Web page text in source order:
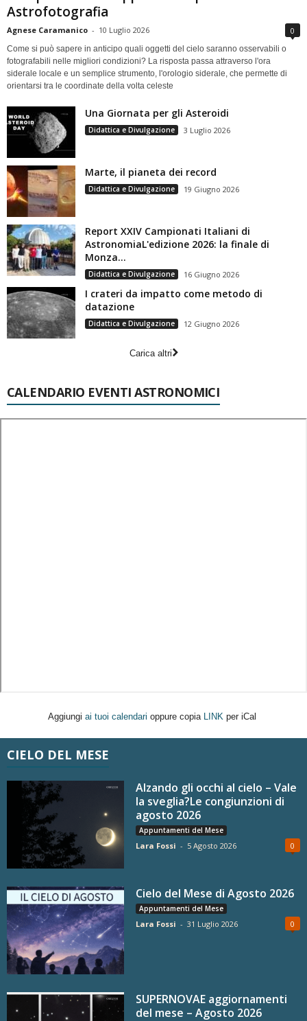
Astrofotografia
Agnese Caramanico - 10 Luglio 2026 0
Come si può sapere in anticipo quali oggetti del cielo saranno osservabili o
fotografabili nelle migliori condizioni? La risposta passa attraverso l'ora
siderale locale e un semplice strumento, l'orologio siderale, che permette di
orientarsi tra le coordinate della volta celeste
Una Giornata per gli Asteroidi
Didattica e Divulgazione 3 Luglio 2026
Marte, il pianeta dei record
Didattica e Divulgazione 19 Giugno 2026
Report XXIV Campionati Italiani di
AstronomiaL'edizione 2026: la finale di
Monza...
Didattica e Divulgazione 16 Giugno 2026
I crateri da impatto come metodo di
datazione
Didattica e Divulgazione 12 Giugno 2026
Carica altri
CALENDARIO EVENTI ASTRONOMICI
Aggiungi ai tuoi calendari oppure copia LINK per iCal
CIELO DEL MESE
Alzando gli occhi al cielo – Vale
la sveglia?Le congiunzioni di
agosto 2026
Appuntamenti del Mese
Lara Fossi - 5 Agosto 2026 0
Cielo del Mese di Agosto 2026
Appuntamenti del Mese
Lara Fossi - 31 Luglio 2026 0
SUPERNOVAE aggiornamenti
del mese – Agosto 2026